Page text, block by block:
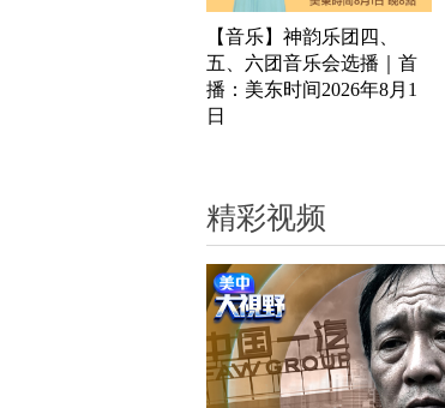
【音乐】神韵乐团四、
五、六团音乐会选播｜首
播：美东时间2026年8月1
日
精彩视频